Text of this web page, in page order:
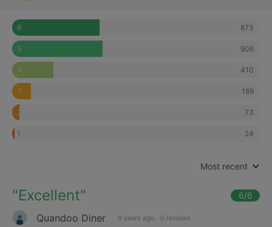
6 873
5 906
4 410
3 189
2 73
1 24
Most recent
"Excellent" 6/6
Quandoo Diner 9 years ago · 0 reviews